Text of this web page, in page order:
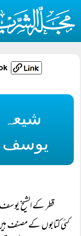
یوسف
قطر کے الشیخ
کئی کتابوں کے مصنف